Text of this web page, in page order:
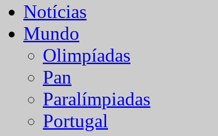
Notícias
Mundo
Olimpíadas
Pan
Paralímpiadas
Portugal